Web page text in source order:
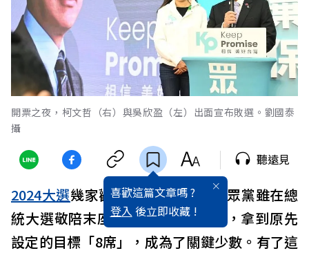
開票之夜，柯文哲（右）與吳欣盈（左）出面宣布敗選。劉國泰
攝
喜歡這篇文章嗎 ?
登入 後立即收藏 !
聽遠見
2024大選幾家歡樂幾家愁，台灣民眾黨雖在總
統大選敬陪末座，卻在國會席次上，拿到原先
設定的目標「8席」，成為了關鍵少數。有了這